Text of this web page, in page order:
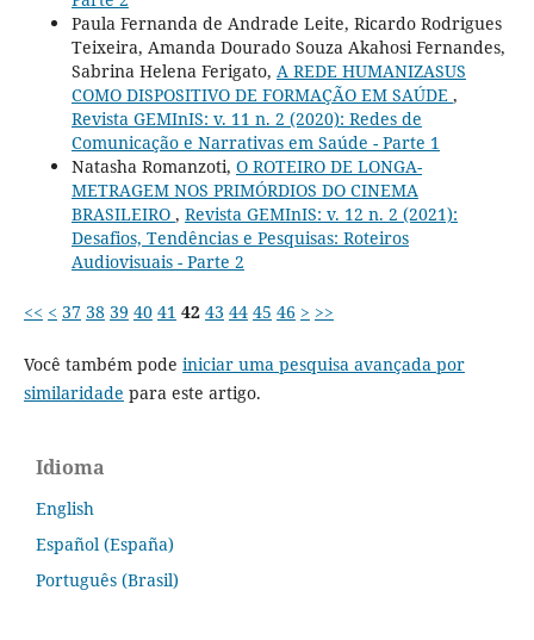
Paula Fernanda de Andrade Leite, Ricardo Rodrigues
Teixeira, Amanda Dourado Souza Akahosi Fernandes,
Sabrina Helena Ferigato, A REDE HUMANIZASUS
COMO DISPOSITIVO DE FORMAÇÃO EM SAÚDE ,
Revista GEMInIS: v. 11 n. 2 (2020): Redes de
Comunicação e Narrativas em Saúde - Parte 1
Natasha Romanzoti, O ROTEIRO DE LONGA-
METRAGEM NOS PRIMÓRDIOS DO CINEMA
BRASILEIRO , Revista GEMInIS: v. 12 n. 2 (2021):
Desafios, Tendências e Pesquisas: Roteiros
Audiovisuais - Parte 2
<< < 37 38 39 40 41 42 43 44 45 46 > >>
Você também pode iniciar uma pesquisa avançada por
similaridade para este artigo.
Idioma
English
Español (España)
Português (Brasil)